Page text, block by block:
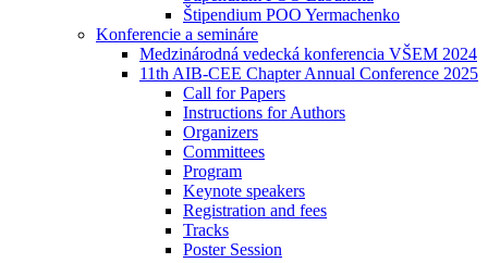
Štipendium POO Yermachenko
Konferencie a semináre
Medzinárodná vedecká konferencia VŠEM 2024
11th AIB-CEE Chapter Annual Conference 2025
Call for Papers
Instructions for Authors
Organizers
Committees
Program
Keynote speakers
Registration and fees
Tracks
Poster Session